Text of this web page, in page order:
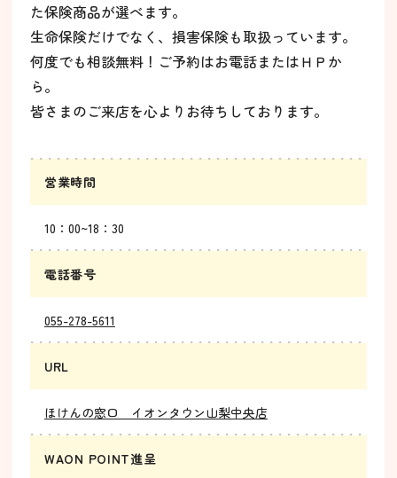
た保険商品が選べます。
生命保険だけでなく、損害保険も取扱っています。
何度でも相談無料！ご予約はお電話またはＨＰか
ら。
皆さまのご来店を心よりお待ちしております。
営業時間
10：00~18：30
電話番号
055-278-5611
URL
ほけんの窓口 イオンタウン山梨中央店
WAON POINT進呈